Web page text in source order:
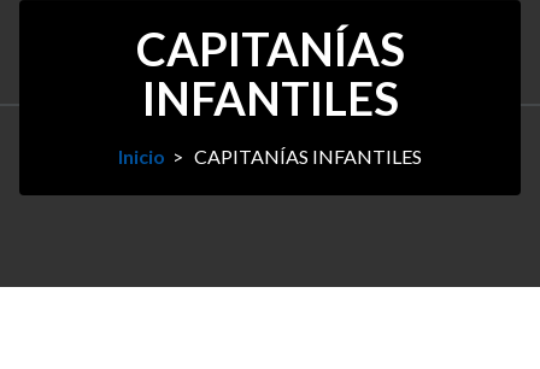
CAPITANÍAS
INFANTILES
Inicio > CAPITANÍAS INFANTILES